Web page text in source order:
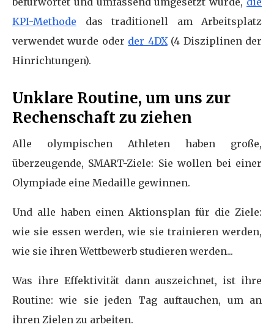
KPI-Methode das traditionell am Arbeitsplatz
verwendet wurde oder der 4DX(4 Disziplinen der
Hinrichtungen).
Unklare Routine, um uns zur
Rechenschaft zu ziehen
Alle olympischen Athleten haben große,
überzeugende, SMART-Ziele: Sie wollen bei einer
Olympiade eine Medaille gewinnen.
Und alle haben einen Aktionsplan für die Ziele:
wie sie essen werden, wie sie trainieren werden,
wie sie ihren Wettbewerb studieren werden...
Was ihre Effektivität dann auszeichnet, ist ihre
Routine: wie sie jeden Tag auftauchen, um an
ihren Zielen zu arbeiten.